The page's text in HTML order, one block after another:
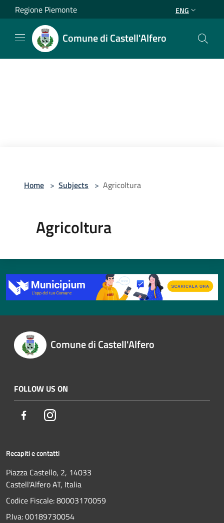
Salta al contenuto principale
Regione Piemonte ENG
Comune di Castell'Alfero
Home > Subjects > Agricoltura
Agricoltura
Comune di Castell'Alfero
FOLLOW US ON
FacebookInstagram
Recapiti e contatti
Piazza Castello, 2, 14033
Castell'Alfero AT, Italia
Codice Fiscale: 80003170059
P.Iva: 00189730054